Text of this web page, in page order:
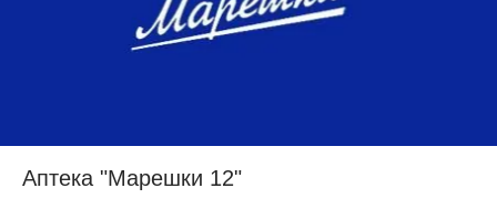
Аптека "Марешки 12"